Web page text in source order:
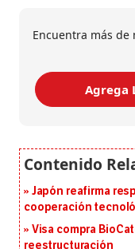
Encuentra más
Agrega
Japón reafirma
cooperación
Visa compra
reestructuración